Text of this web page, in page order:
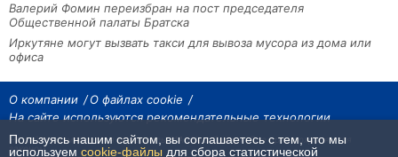
Валерий Фомин переизбран на пост председателя
Общественной палаты Братска
Иркутяне могут вызвать такси для вывоза мусора из дома или
офиса
О компании
О файлах cookie
На сайте используются рекомендательные технологии
На сайте размещаются материалы ИА «Наш Север». Все права охраняются
законом.
Пользуясь нашим сайтом, вы соглашаетесь с тем, что мы
используем cookie-файлы для сбора статистической